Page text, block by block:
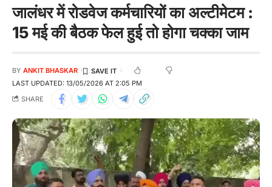
जालंधर में रोडवेज कर्मचारियों का अल्टीमेटम :
15 मई की बैठक फेल हुई तो होगा चक्का जाम
LAST UPDATED: 13/05/2026 AT 2:05 PM
BY ANKIT BHASKAR
SHARE